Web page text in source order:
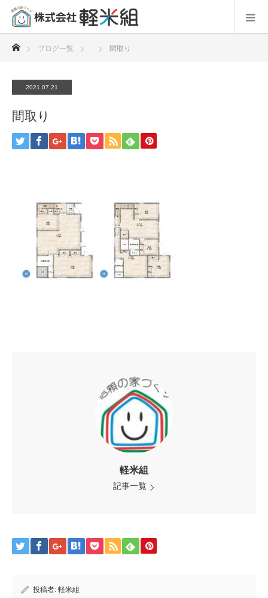
ブログ一覧 間取り
2021.07.21
間取り
軽米組
記事一覧
投稿者: 軽米組